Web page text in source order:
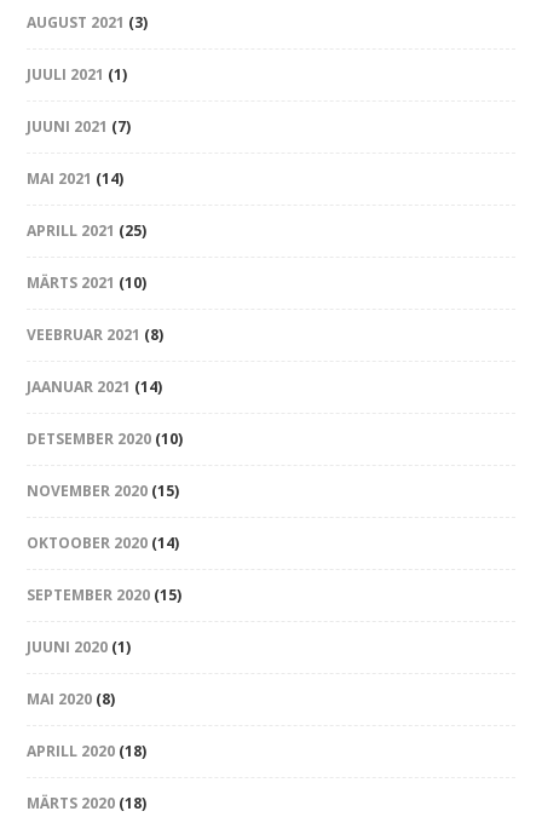
AUGUST 2021 (3)
JUULI 2021 (1)
JUUNI 2021 (7)
MAI 2021 (14)
APRILL 2021 (25)
MÄRTS 2021 (10)
VEEBRUAR 2021 (8)
JAANUAR 2021 (14)
DETSEMBER 2020 (10)
NOVEMBER 2020 (15)
OKTOOBER 2020 (14)
SEPTEMBER 2020 (15)
JUUNI 2020 (1)
MAI 2020 (8)
APRILL 2020 (18)
MÄRTS 2020 (18)